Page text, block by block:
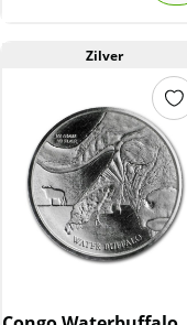
Zilver